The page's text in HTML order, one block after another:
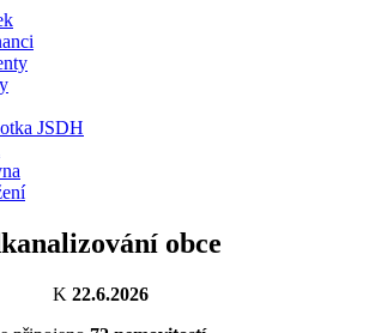
JSDH
obce
K 22.6.2026